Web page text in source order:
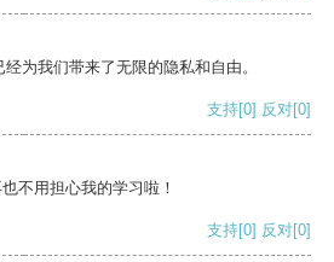
为我们带来了无限的隐私和自由。
支持[0] 反对[0]
不用担心我的学习啦！
支持[0] 反对[0]